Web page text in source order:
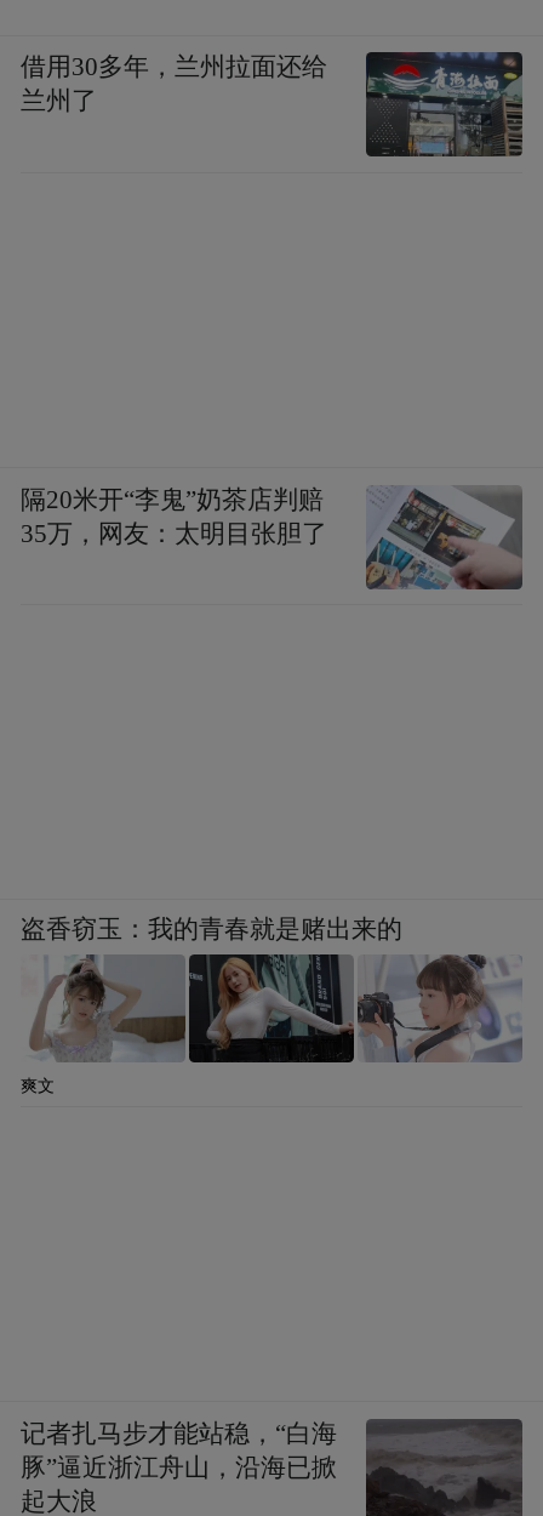
借用30多年，兰州拉面还给
兰州了
隔20米开“李鬼”奶茶店判赔
35万，网友：太明目张胆了
盗香窃玉：我的青春就是赌出来的
爽文
记者扎马步才能站稳，“白海
豚”逼近浙江舟山，沿海已掀
起大浪